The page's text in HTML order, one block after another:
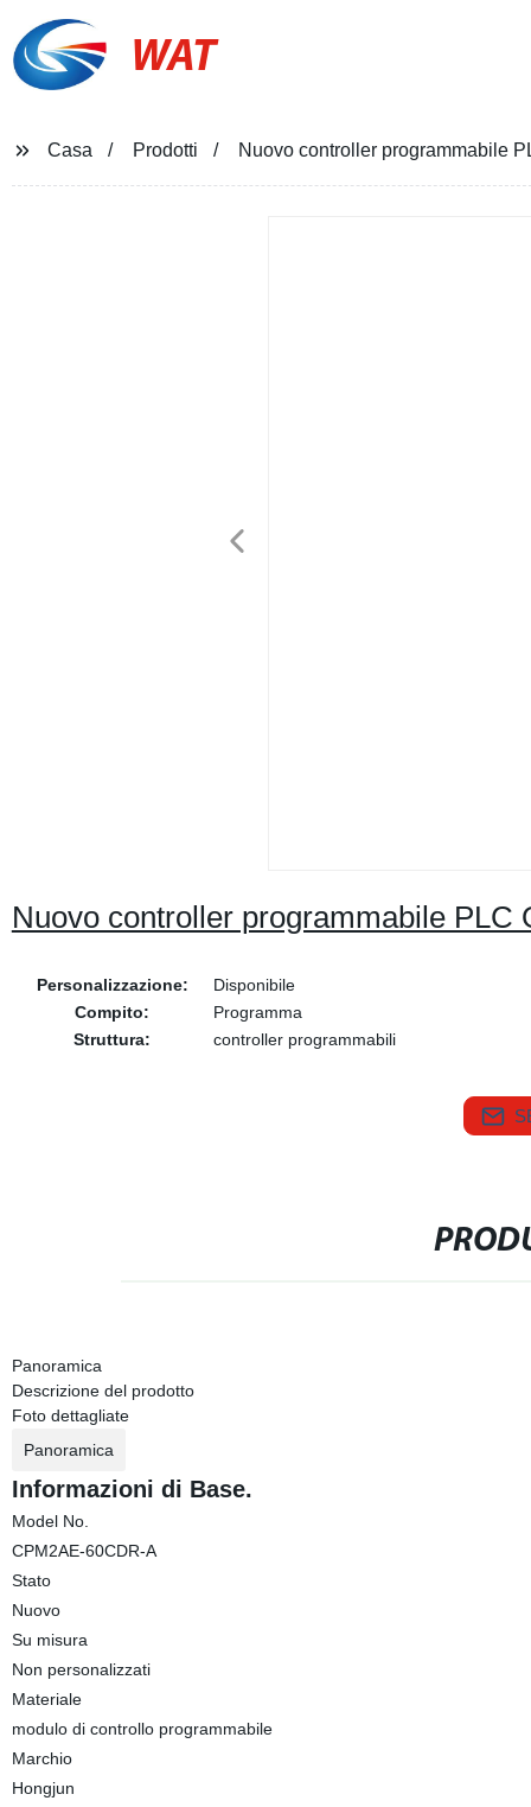
WAT
Casa Prodotti Nuovo controller programmabile
Nuovo controller programmabile
Personalizzazione:
Disponibile
Compito:
Programma
Struttura:
controller programmabili
Panoramica
Descrizione del prodotto
Foto dettagliate
Panoramica
Informazioni di Base.
Model No.
CPM2AE-60CDR-A
Stato
Nuovo
Su misura
Non personalizzati
Materiale
modulo di controllo programmabile
Marchio
Hongjun